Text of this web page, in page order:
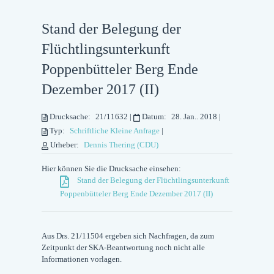
Stand der Belegung der
Flüchtlingsunterkunft
Poppenbütteler Berg Ende
Dezember 2017 (II)
Drucksache: 21/11632 | Datum: 28. Jan.. 2018 |
Typ:
Schriftliche Kleine Anfrage |
Urheber:
Dennis Thering (CDU)
Hier können Sie die Drucksache einsehen:
Stand der Belegung der Flüchtlingsunterkunft
Poppenbütteler Berg Ende Dezember 2017 (II)
Aus Drs. 21/11504 ergeben sich Nachfragen, da zum
Zeitpunkt der SKA-Beantwortung noch nicht alle
Informationen vorlagen.